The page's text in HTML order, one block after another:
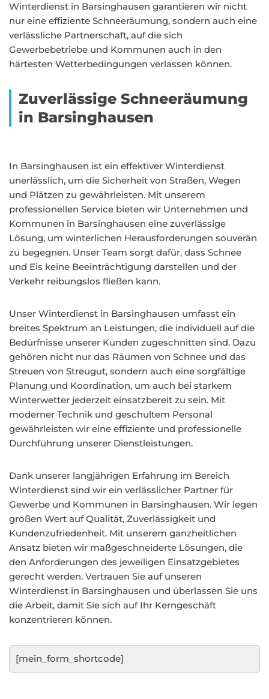
Winterdienst in Barsinghausen garantieren wir nicht
nur eine effiziente Schneeräumung, sondern auch eine
verlässliche Partnerschaft, auf die sich
Gewerbebetriebe und Kommunen auch in den
härtesten Wetterbedingungen verlassen können.
Zuverlässige Schneeräumung
in Barsinghausen
In Barsinghausen ist ein effektiver Winterdienst
unerlässlich, um die Sicherheit von Straßen, Wegen
und Plätzen zu gewährleisten. Mit unserem
professionellen Service bieten wir Unternehmen und
Kommunen in Barsinghausen eine zuverlässige
Lösung, um winterlichen Herausforderungen souverän
zu begegnen. Unser Team sorgt dafür, dass Schnee
und Eis keine Beeinträchtigung darstellen und der
Verkehr reibungslos fließen kann.
Unser Winterdienst in Barsinghausen umfasst ein
breites Spektrum an Leistungen, die individuell auf die
Bedürfnisse unserer Kunden zugeschnitten sind. Dazu
gehören nicht nur das Räumen von Schnee und das
Streuen von Streugut, sondern auch eine sorgfältige
Planung und Koordination, um auch bei starkem
Winterwetter jederzeit einsatzbereit zu sein. Mit
moderner Technik und geschultem Personal
gewährleisten wir eine effiziente und professionelle
Durchführung unserer Dienstleistungen.
Dank unserer langjährigen Erfahrung im Bereich
Winterdienst sind wir ein verlässlicher Partner für
Gewerbe und Kommunen in Barsinghausen. Wir legen
großen Wert auf Qualität, Zuverlässigkeit und
Kundenzufriedenheit. Mit unserem ganzheitlichen
Ansatz bieten wir maßgeschneiderte Lösungen, die
den Anforderungen des jeweiligen Einsatzgebietes
gerecht werden. Vertrauen Sie auf unseren
Winterdienst in Barsinghausen und überlassen Sie uns
die Arbeit, damit Sie sich auf Ihr Kerngeschäft
konzentrieren können.
[mein_form_shortcode]